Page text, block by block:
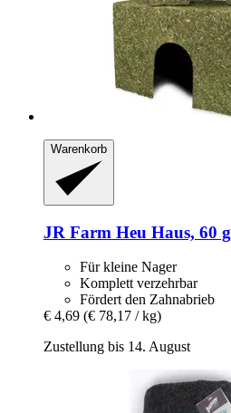
Warenkorb
JR Farm Heu Haus, 60 g
Für kleine Nager
Komplett verzehrbar
Fördert den Zahnabrieb
€ 4,69 (€ 78,17 / kg)
Zustellung bis 14. August